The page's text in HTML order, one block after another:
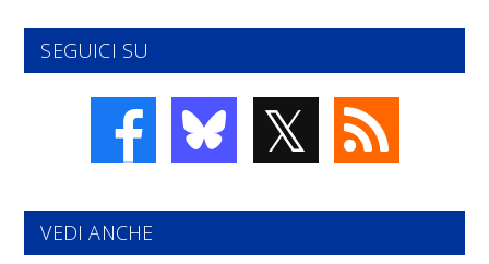
SEGUICI SU
𝕏
VEDI ANCHE